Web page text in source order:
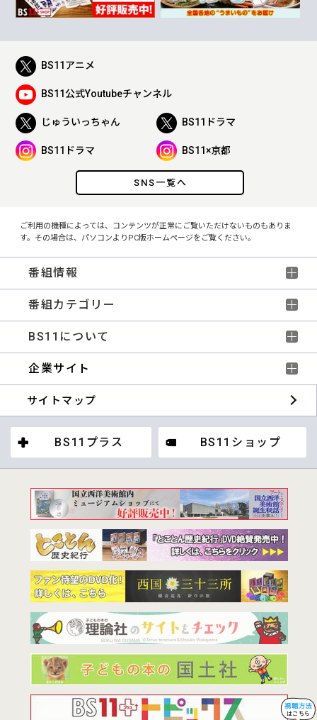
SNS一覧へ
BS11アニメ
BS11公式Youtubeチャンネル
じゅういっちゃん BS11ドラマ
BS11ドラマ BS11×京都
ご利用の機種によっては、コンテンツが正常にご覧いただけないものもありま
す。その場合は、パソコンよりPC版ホームページをご覧ください。
番組情報
番組カテゴリー
BS11について
企業サイト
サイトマップ
BS11プラス BS11ショップ